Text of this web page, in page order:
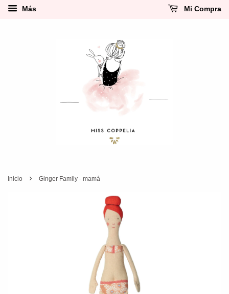
Más Mi Compra
Inicio › Ginger Family - mamá